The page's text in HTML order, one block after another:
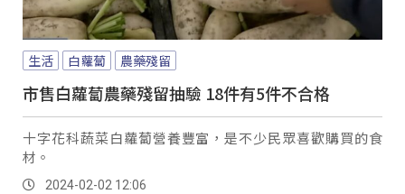
生活 白蘿蔔 農藥殘留
市售白蘿蔔農藥殘留抽驗 18件有5件不合格
十字花科蔬菜白蘿蔔營養豐富，是不少民眾喜歡購買的食
材。
2024-02-02 12:06